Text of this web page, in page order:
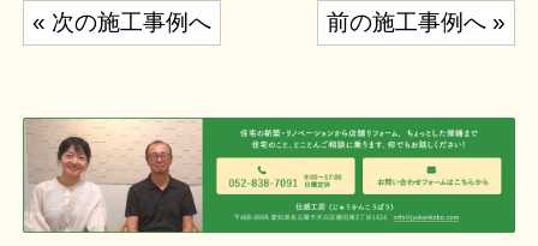
投
稿
ビ
ゲ
ー
シ
前の施工事例へ »
« 次の施工事例へ